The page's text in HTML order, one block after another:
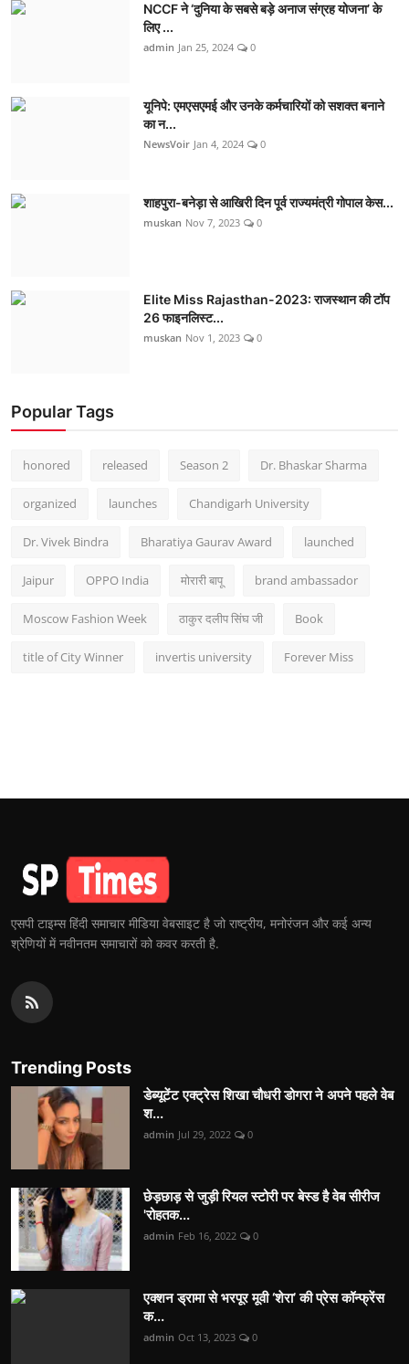
NCCF ने ‘दुनिया के सबसे बड़े अनाज संग्रह योजना’ के
लिए ...
admin Jan 25, 2024 0
यूनिपे: एमएसएमई और उनके कर्मचारियों को सशक्त बनाने
का न...
NewsVoir Jan 4, 2024 0
शाहपुरा-बनेड़ा से आखिरी दिन पूर्व राज्यमंत्री गोपाल केस...
muskan Nov 7, 2023 0
Elite Miss Rajasthan-2023: राजस्थान की टॉप
26 फाइनलिस्ट...
muskan Nov 1, 2023 0
Popular Tags
honored released Season 2 Dr. Bhaskar Sharma
organized launches Chandigarh University
Dr. Vivek Bindra Bharatiya Gaurav Award launched
Jaipur OPPO India मोरारी बापू brand ambassador
Moscow Fashion Week ठाकुर दलीप सिंघ जी Book
title of City Winner invertis university Forever Miss
एसपी टाइम्स हिंदी समाचार मीडिया वेबसाइट है जो राष्ट्रीय, मनोरंजन और कई अन्य
श्रेणियों में नवीनतम समाचारों को कवर करती है.
Trending Posts
डेब्यूटेंट एक्ट्रेस शिखा चौधरी डोगरा ने अपने पहले वेब
श...
admin Jul 29, 2022 0
छेड़छाड़ से जुड़ी रियल स्टोरी पर बेस्ड है वेब सीरीज
'रोहतक...
admin Feb 16, 2022 0
एक्शन ड्रामा से भरपूर मूवी ‘शेरा’ की प्रेस कॉन्फ्रेंस
क...
admin Oct 13, 2023 0